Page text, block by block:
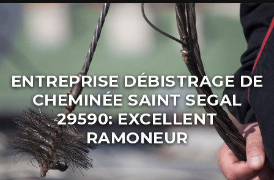
ENTREPRISE DÉBISTRAGE DE
CHEMINÉE SAINT SEGAL
29590: EXCELLENT
RAMONEUR